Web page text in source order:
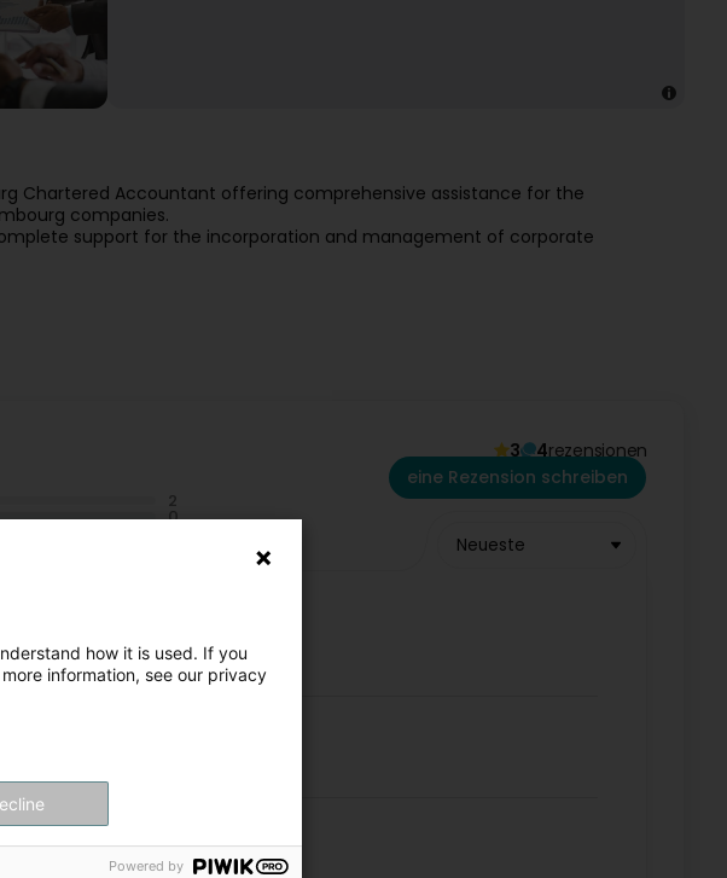
Chartered Accountant offering comprehensive assistance for the
companies.
support for the incorporation and management of corporate
3 4rezensionen
eine Rezension schreiben
Neueste
how it is used. If you
information, see our privacy
Powered by